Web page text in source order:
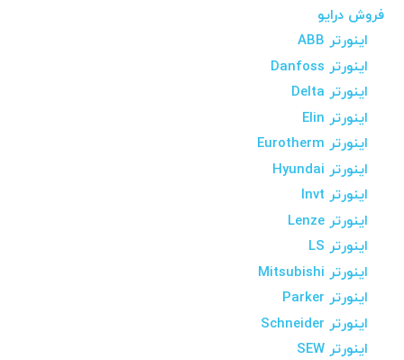
فروش درایو
اینورتر ABB
اینورتر Danfoss
اینورتر Delta
اینورتر Elin
اینورتر Eurotherm
اینورتر Hyundai
اینورتر Invt
اینورتر Lenze
اینورتر LS
اینورتر Mitsubishi
اینورتر Parker
اینورتر Schneider
اینورتر SEW